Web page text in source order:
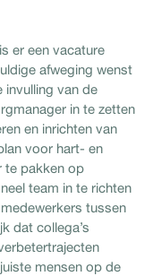
er een vacature
afweging wenst
invulling van de
in te zetten
en inrichten van
voor hart- en
te pakken op
team in te richten
tussen
dat collega’s
mensen op de